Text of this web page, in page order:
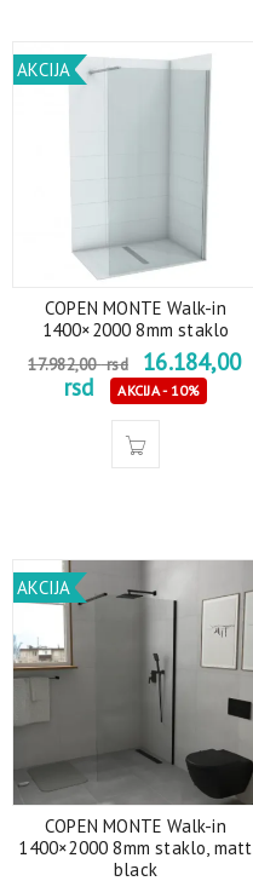
AKCIJA
COPEN MONTE Walk-in
1400×2000 8mm staklo
17.982,00rsd
16.184,00
rsd
AKCIJA - 10%
AKCIJA
COPEN MONTE Walk-in
1400×2000 8mm staklo, matt
black